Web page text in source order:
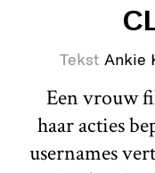
Tekst Ankie
Een vrouw
haar acties
usernames